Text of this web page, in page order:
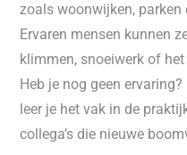
zoals woonwijken, parken
Ervaren mensen kunnen
klimmen, snoeiwerk of
Heb je nog geen
leer je het vak in de
collega’s die nieuwe